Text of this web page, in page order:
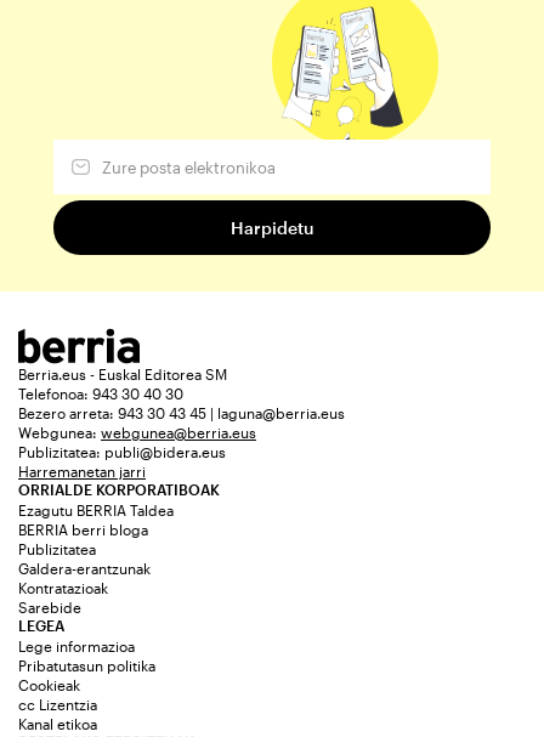
Berria.eus - Euskal Editorea SM
Telefonoa: 943 30 40 30
Bezero arreta: 943 30 43 45 | laguna@berria.eus
Webgunea: webgunea@berria.eus
Publizitatea: publi@bidera.eus
Harremanetan jarri
ORRIALDE KORPORATIBOAK
Ezagutu BERRIA Taldea
BERRIA berri bloga
Publizitatea
Galdera-erantzunak
Kontratazioak
Sarebide
LEGEA
Lege informazioa
Pribatutasun politika
Cookieak
cc Lizentzia
Kanal etikoa